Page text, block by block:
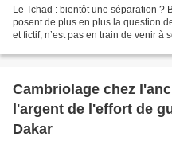
Le Tchad : bientôt une séparation ?
posent de plus en plus la question
et fictif, n’est pas en train de venir
Cambriolage chez
l'argent de l'effort de
Dakar